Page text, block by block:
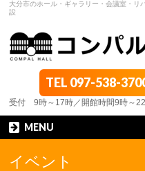
大分市のホール・ギャラリー・会議室・リ
設
TEL 097-538-
受付 9時～17時／開館時間9時～
MENU
イベント